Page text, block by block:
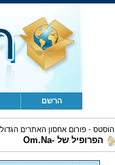
הרשם
הוסטס - פורום אחסון האתרים
הפרופיל של -Om.Na